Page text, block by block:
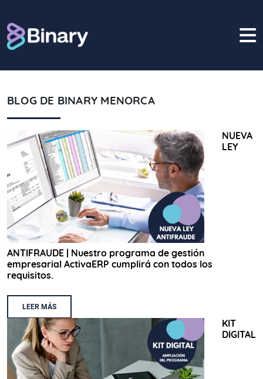
BLOG DE BINARY MENORCA
NUEVA
LEY
ANTIFRAUDE | Nuestro programa de gestión
empresarial ActivaERP cumplirá con todos los
requisitos.
LEER MÁS
KIT
DIGITAL